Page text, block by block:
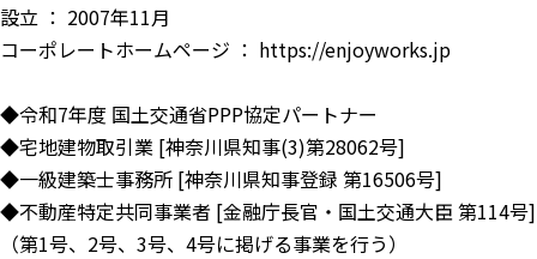
設立 ： 2007年11月
コーポレートホームページ ： https://enjoyworks.jp
◆令和7年度 国土交通省PPP協定パートナー
◆宅地建物取引業 [神奈川県知事(3)第28062号]
◆一級建築士事務所 [神奈川県知事登録 第16506号]
◆不動産特定共同事業者 [金融庁長官・国土交通大臣 第114号]
（第1号、2号、3号、4号に掲げる事業を行う）